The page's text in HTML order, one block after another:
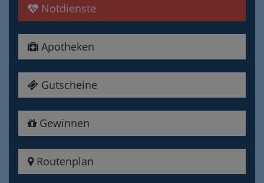
Notdienste
Apotheken
Gutscheine
Gewinnen
Routenplan